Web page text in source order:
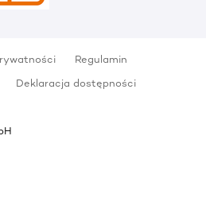
Regulamin
Deklaracja dostępności